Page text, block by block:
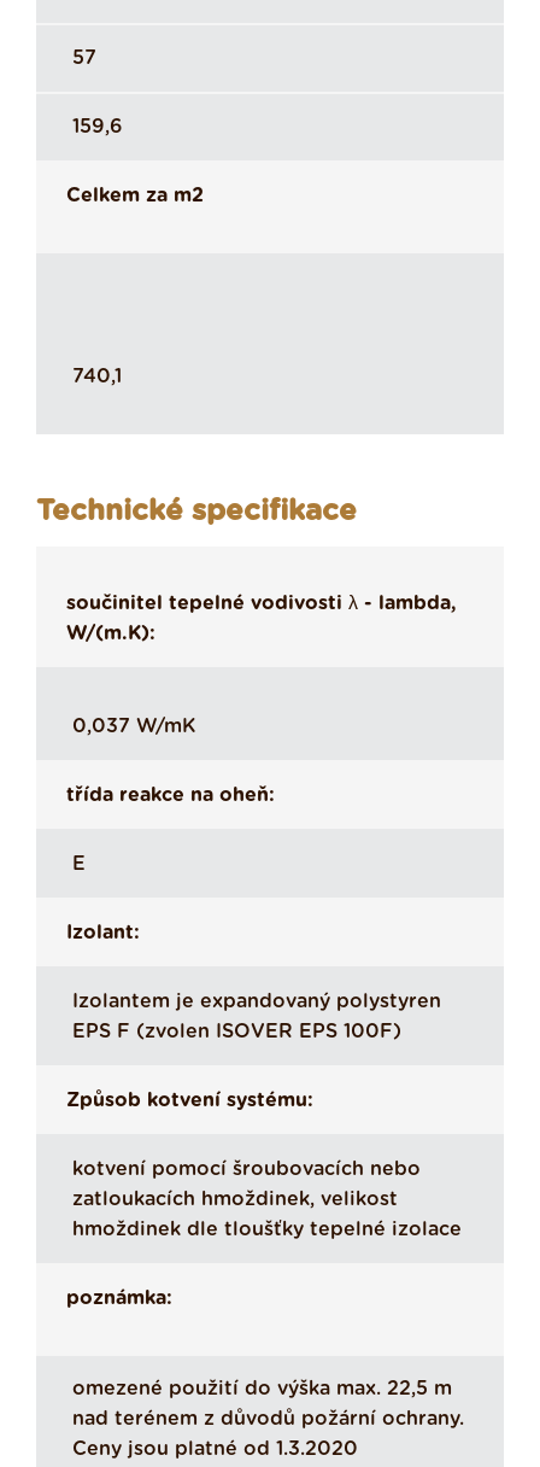
57
159,6
Celkem za m2
740,1
Technické specifikace
součinitel tepelné vodivosti λ - lambda,
W/(m.K):
0,037 W/mK
třída reakce na oheň:
E
Izolant:
Izolantem je expandovaný polystyren
EPS F (zvolen ISOVER EPS 100F)
Způsob kotvení systému:
kotvení pomocí šroubovacích nebo
zatloukacích hmoždinek, velikost
hmoždinek dle tloušťky tepelné izolace
poznámka:
omezené použití do výška max. 22,5 m
nad terénem z důvodů požární ochrany.
Ceny jsou platné od 1.3.2020